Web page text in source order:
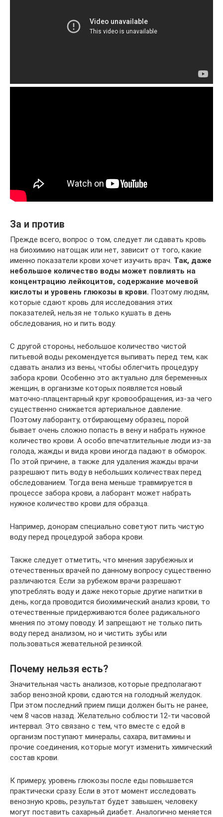
За и против
Прежде всего, вопрос о том, следует ли сдавать кровь
на биохимию натощак или нет, зависит от того, какие
именно показатели крови хочет изучить врач. Так, даже
небольшое количество воды может повлиять на
концентрацию лейкоцитов, содержание мочевой
кислоты и уровень глюкозы в крови. Поэтому людям,
которые сдают кровь для исследования этих
показателей, нельзя не только кушать в день
обследования, но и пить воду.
С другой стороны, небольшое количество чистой
питьевой воды рекомендуется выпивать перед тем, как
сдавать анализ из вены, чтобы облегчить процедуру
забора крови. Особенно это актуально для беременных
женщин, в организме которых появляется новый
маточно-плацентарный круг кровообращения, из-за чего
существенно снижается артериальное давление.
Поэтому лаборанту, отбирающему образец, порой
бывает очень сложно попасть в вену и набрать нужное
количество крови. А особо впечатлительные люди из-за
голода, жажды и вида крови иногда падают в обморок.
По этой причине, а также для удаления жажды врачи
разрешают пить воду в небольших количествах перед
обследованием. Тогда вена меньше травмируется в
процессе забора крови, а лаборант может набрать
нужное количество крови для образца.
Например, донорам специально советуют пить чистую
воду перед процедурой забора крови.
Также следует отметить, что мнения зарубежных и
отечественных врачей по данному вопросу существенно
различаются. Если за рубежом врачи разрешают
употреблять воду и даже некоторые другие напитки в
день, когда проводится биохимический анализ крови, то
отечественные придерживаются более радикального
мнения по этому поводу. И запрещают не только пить
воду перед анализом, но и чистить зубы или
пользоваться жевательной резинкой.
Почему нельзя есть?
Значительная часть анализов, которые предполагают
забор венозной крови, сдаются на голодный желудок.
При этом последний прием пищи должен быть не ранее,
чем 8 часов назад. Желательно соблюсти 12-ти часовой
интервал. Это связано с тем, что вместе с едой в
организм поступают минералы, сахара, витамины и
прочие соединения, которые могут изменить химический
состав крови.
К примеру, уровень глюкозы после еды повышается
практически сразу. Если в этот момент исследовать
венозную кровь, результат будет завышен, человеку
могут поставить сахарный диабет. Аналогично меняется